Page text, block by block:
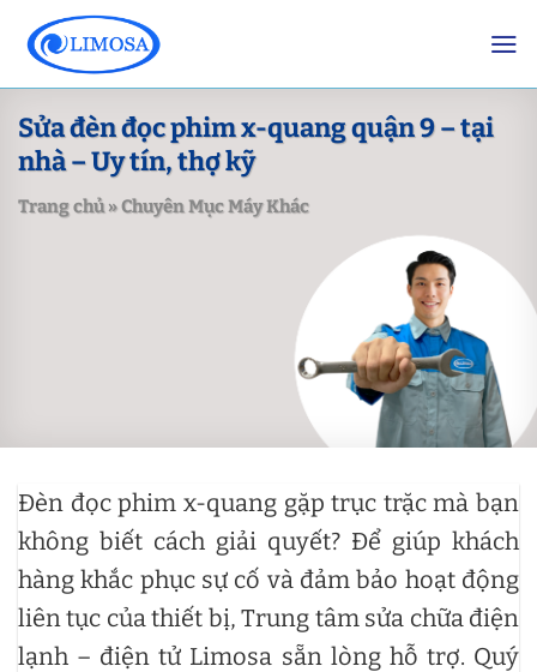
content
Sửa đèn đọc phim x-quang quận 9 – tại
nhà – Uy tín, thợ kỹ
Trang chủ»Chuyên Mục Máy Khác
Đèn đọc phim x-quang gặp trục trặc mà bạn
không biết cách giải quyết? Để giúp khách
hàng khắc phục sự cố và đảm bảo hoạt động
liên tục của thiết bị, Trung tâm sửa chữa điện
lạnh – điện tử Limosa sẵn lòng hỗ trợ. Quý